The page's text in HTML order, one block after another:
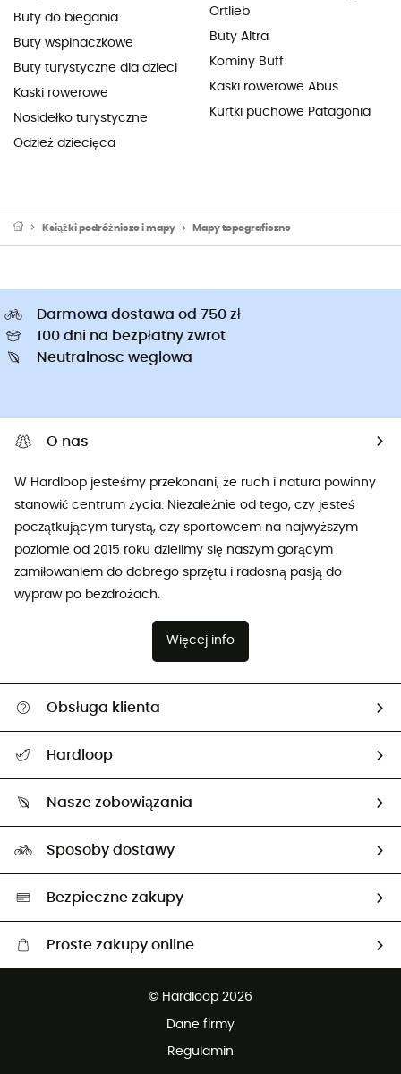
Buty do biegania
Buty wspinaczkowe
Buty turystyczne dla dzieci
Kaski rowerowe
Nosidełko turystyczne
Odzież dziecięca
Ortlieb
Buty Altra
Kominy Buff
Kaski rowerowe Abus
Kurtki puchowe Patagonia
Książki podróżnicze i mapy Mapy topograficzne
Darmowa dostawa od 750 zł
100 dni na bezpłatny zwrot
Neutralnosc weglowa
O nas
W Hardloop jesteśmy przekonani, że ruch i natura powinny
stanowić centrum życia. Niezależnie od tego, czy jesteś
początkującym turystą, czy sportowcem na najwyższym
poziomie od 2015 roku dzielimy się naszym gorącym
zamiłowaniem do dobrego sprzętu i radosną pasją do
wypraw po bezdrożach.
Więcej info
Obsługa klienta
Śledzenie przesyłki
Zwrot artykułów i zwrot środków
Hardloop
Ambasadorzy
Nasze zobowiązania
Neutralność węglowa
Wybrane produkty eko
Sposoby dostawy
Bezpieczne zakupy
Proste zakupy online
100 dni na bezpłatny zwrot
© Hardloop 2026
Dane firmy
Regulamin